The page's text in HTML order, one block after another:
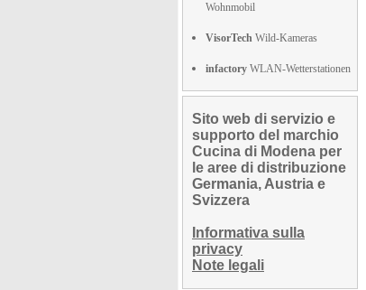
Wohnmobil
VisorTech Wild-Kameras
infactory WLAN-Wetterstationen
Sito web di servizio e
supporto del marchio
Cucina di Modena per
le aree di distribuzione
Germania, Austria e
Svizzera
Informativa sulla
privacy
Note legali